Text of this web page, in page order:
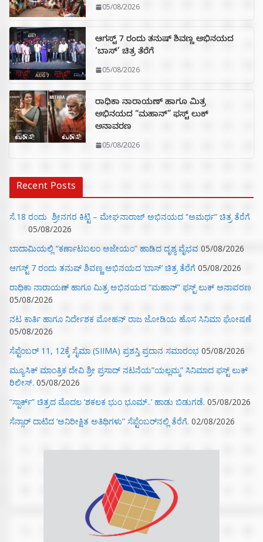
05/08/2026
ಆಗಸ್ಟ್ 7 ರಂದು ತನುಷ್ ಶಿವಣ್ಣ ಅಭಿನಯದ
‘ಬಾಸ್’ ಚಿತ್ರ ತೆರೆಗೆ
05/08/2026
ರಾಧಿಕಾ ನಾರಾಯಣ್ ಹಾಗೂ ಮಿತ್ರ
ಅಭಿನಯದ “ಮಹಾನ್” ಫಸ್ಟ್ ಲುಕ್
ಅನಾವರಣ
05/08/2026
Recent Posts
ಸೆ.18 ರಂದು ಶ್ರೀನಗರ ಕಿಟ್ಟಿ – ಮೇಘನಾರಾಜ್ ಅಭಿನಯದ “ಅಮರ್ಥ” ಚಿತ್ರ ತೆರೆಗೆ
05/08/2026
ಬಾದಾಮಿಯಲ್ಲಿ “ಕರ್ಣಾಟಬಲಂ ಅಜೇಯಂ” ಹಾಡಿದ ದೃಶ್ಯ ವೈಭವ 05/08/2026
ಆಗಸ್ಟ್ 7 ರಂದು ತನುಷ್ ಶಿವಣ್ಣ ಅಭಿನಯದ ‘ಬಾಸ್’ ಚಿತ್ರ ತೆರೆಗೆ 05/08/2026
ರಾಧಿಕಾ ನಾರಾಯಣ್ ಹಾಗೂ ಮಿತ್ರ ಅಭಿನಯದ “ಮಹಾನ್” ಫಸ್ಟ್ ಲುಕ್ ಅನಾವರಣ
05/08/2026
ನಟ ಕಾರ್ತಿ ಹಾಗೂ ನಿರ್ದೇಶಕ ಮೋಹನ್ ರಾಜ ಜೋಡಿಯ ಹೊಸ ಸಿನಿಮಾ ಘೋಷಣೆ
05/08/2026
ಸೆಪ್ಟೆಂಬರ್ 11, 12ಕ್ಕೆ ಸೈಮಾ (SIIMA) ಪ್ರಶಸ್ತಿ ಪ್ರದಾನ ಸಮಾರಂಭ 05/08/2026
ಮ್ಯೂಸಿಕ್‌ ಮಾಂತ್ರಿಕ ದೇವಿ ಶ್ರೀ ಪ್ರಸಾದ್ ನಟನೆಯ”ಯಲ್ಲಮ್ಮ” ಸಿನಿಮಾದ ಫಸ್ಟ್‌ ಲುಕ್‌
ರಿಲೀಸ್. 05/08/2026
“ಸ್ಪಾರ್ಕ್” ಚಿತ್ರದ ಮೊದಲ‌ ‘ಶಕಲಕ ಭುಂ‌ ಭೂಮ್..’ ಹಾಡು ಬಿಡುಗಡೆ. 05/08/2026
ಸೆನ್ಸಾರ್ ದಾಟಿದ ‘ಅನಿರೀಕ್ಷಿತ ಅತಿಥಿಗಳು” ಸೆಪ್ಟೆಂಬರ್‌ನಲ್ಲಿ ತೆರೆಗೆ. 02/08/2026